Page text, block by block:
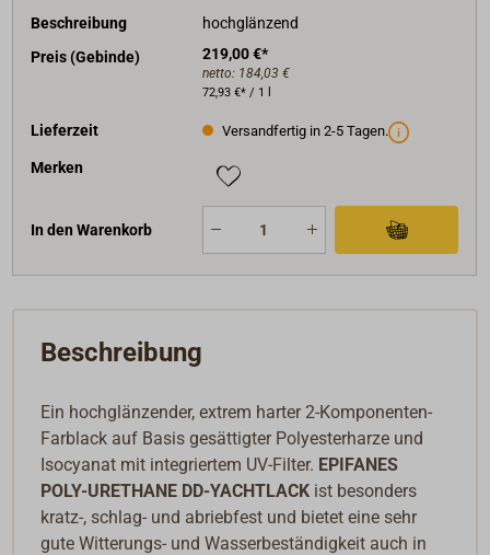
Beschreibung
hochglänzend
Preis (Gebinde)
219,00 €*
netto: 184,03 €
72,93 €* / 1 l
Lieferzeit Versandfertig in 2-5 Tagen.
Merken
In den Warenkorb
Beschreibung
Ein hochglänzender, extrem harter 2-Komponenten-
Farblack auf Basis gesättigter Polyesterharze und
Isocyanat mit integriertem UV-Filter. EPIFANES
POLY-URETHANE DD-YACHTLACK ist besonders
kratz-, schlag- und abriebfest und bietet eine sehr
gute Witterungs- und Wasserbeständigkeit auch in